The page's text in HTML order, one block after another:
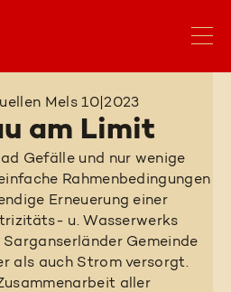
Mels 10|2023
am Limit
Gefälle und nur wenige
Rahmenbedingungen
Erneuerung einer
u. Wasserwerks
Gemeinde
als auch Strom versorgt.
aller